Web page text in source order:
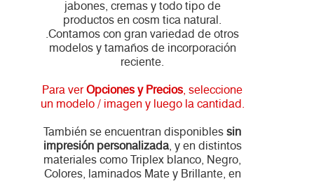
jabones, cremas y todo tipo de
productos en cosm tica natural.
.Contamos con gran variedad de otros
modelos y tamaños de incorporación
reciente.
Para verOpciones y Precios, seleccione
un modelo / imagen y luego la cantidad.
También se encuentran disponiblessin
impresión personalizada, y en distintos
materiales como Triplex blanco, Negro,
Colores, laminados Mate y Brillante, en